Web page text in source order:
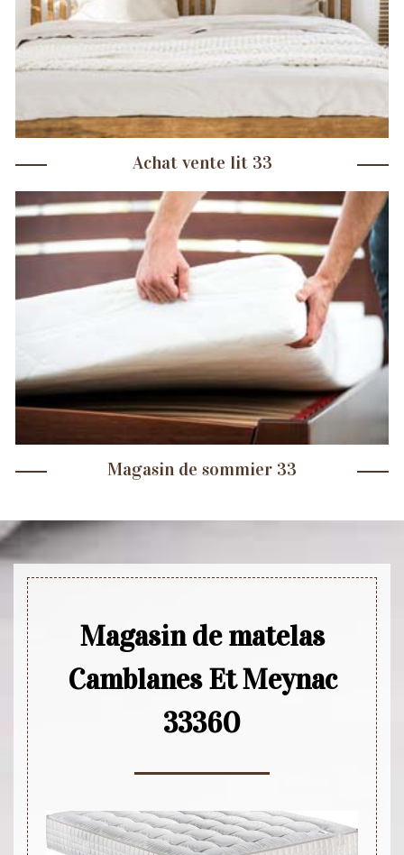
Achat vente lit 33
Magasin de sommier 33
Magasin de matelas
Camblanes Et Meynac
33360